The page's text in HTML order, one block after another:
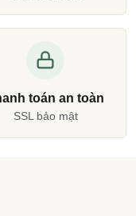
toán an toàn
SSL bảo mật